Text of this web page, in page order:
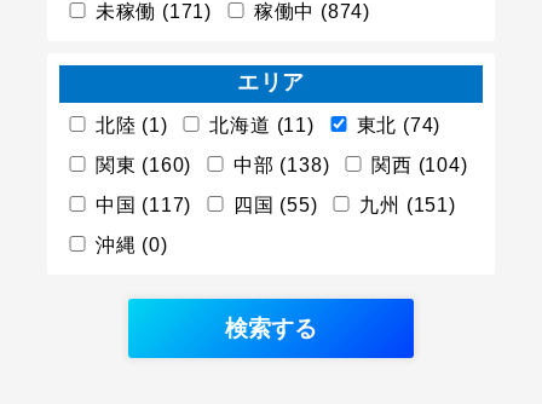
未稼働 (171) 稼働中 (874)
エリア
北陸 (1) 北海道 (11)
東北 (74)
関東 (160)
中部 (138)
関西 (104)
中国 (117)
四国 (55)
九州 (151)
沖縄 (0)